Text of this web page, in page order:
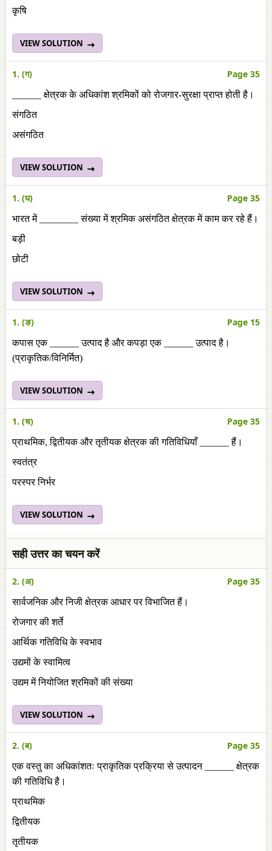
कृषि
VIEW SOLUTION
1. (ग) Page 35
______ क्षेत्रक के अधिकांश श्रमिकों को रोजगार-सुरक्षा प्राप्त होती है।
संगठित
असंगठित
VIEW SOLUTION
1. (घ) Page 35
भारत में ________ संख्या में श्रमिक असंगठित क्षेत्रक में काम कर रहे हैं।
बड़ी
छोटी
VIEW SOLUTION
1. (ङ) Page 15
कपास एक ______ उत्पाद है और कपड़ा एक ______ उत्पाद है।
(प्राकृतिक/विनिर्मित)
VIEW SOLUTION
1. (च) Page 35
प्राथमिक, द्वितीयक और तृतीयक क्षेत्रक की गतिविधियाँ ______ हैं।
स्वतंत्र
परस्पर निर्भर
VIEW SOLUTION
सही उत्तर का चयन करें
2. (अ) Page 35
सार्वजनिक और निजी क्षेत्रक आधार पर विभाजित हैं।
रोजगार की शर्ते
आर्थिक गतिविधि के स्वभाव
उद्यमों के स्वामित्व
उद्यम में नियोजित श्रमिकों की संख्या
VIEW SOLUTION
2. (ब) Page 35
एक वस्तु का अधिकांशतः प्राकृतिक प्रक्रिया से उत्पादन ______ क्षेत्रक
की गतिविधि है।
प्राथमिक
द्वितीयक
तृतीयक